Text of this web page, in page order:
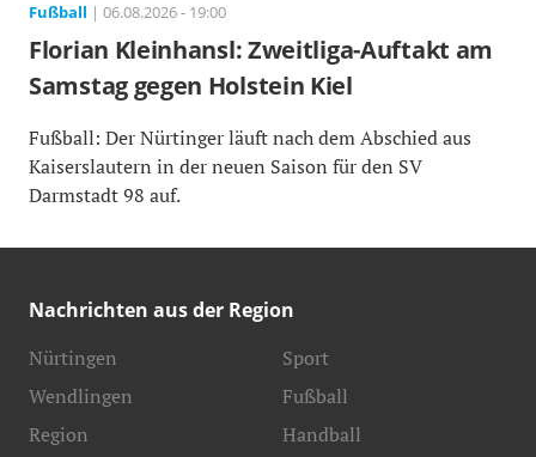
Fußball | 06.08.2026 - 19:00
Florian Kleinhansl: Zweitliga-Auftakt am
Samstag gegen Holstein Kiel
Fußball: Der Nürtinger läuft nach dem Abschied aus
Kaiserslautern in der neuen Saison für den SV
Darmstadt 98 auf.
Nachrichten aus der Region
Nürtingen
Wendlingen
Region
Sport
Fußball
Handball